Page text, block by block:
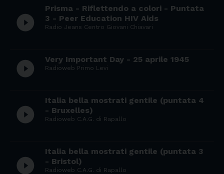
play_circle_filled
Prisma - Riflettendo a colori - Puntata
3 - Peer Education HIV Aids
Radio Jeans Centro Giovani Chiavari
play_circle_filled Very Important Day - 25 aprile 1945
Radioweb Primo Levi
play_circle_filled
Italia bella mostrati gentile (puntata 4
- Bruxelles)
Radioweb C.A.G. di Rapallo
play_circle_filled
Italia bella mostrati gentile (puntata 3
- Bristol)
Radioweb C.A.G. di Rapallo